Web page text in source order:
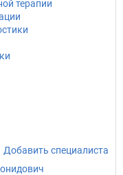
терапии
Добавить специалиста